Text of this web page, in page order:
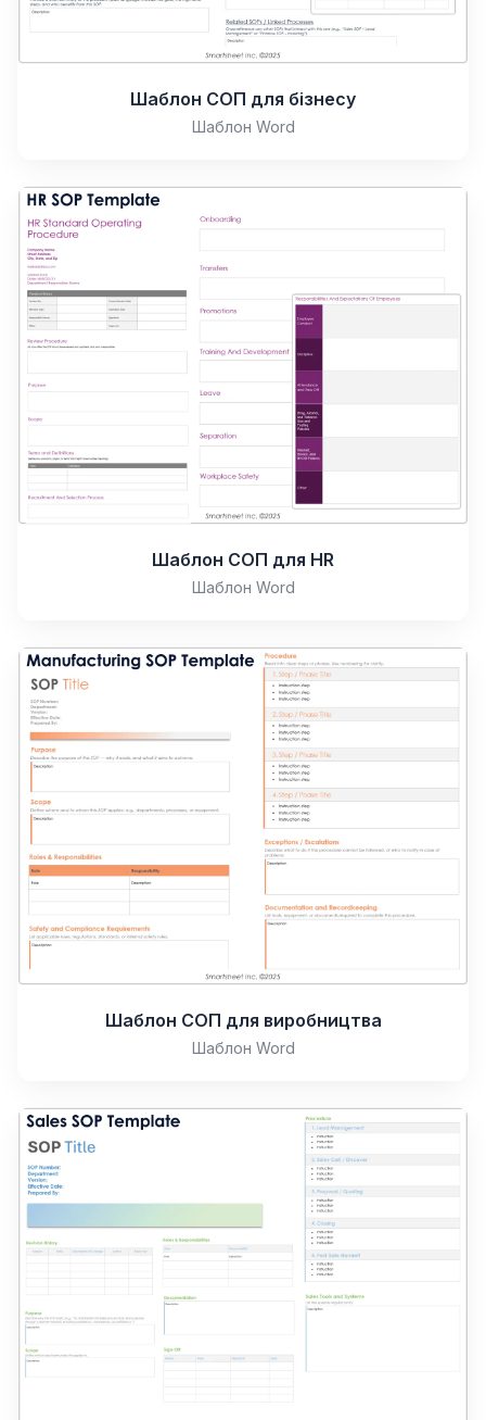
Шаблон СОП для бізнесу
Шаблон Word
Шаблон СОП для HR
Шаблон Word
Шаблон СОП для виробництва
Шаблон Word